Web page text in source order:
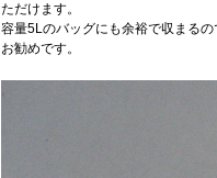
ただけます。
容量5Lのバッグにも余裕で収まる
お勧めです。